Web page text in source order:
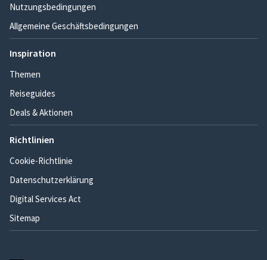
Nutzungsbedingungen
Allgemeine Geschäftsbedingungen
Inspiration
Themen
Reiseguides
Deals & Aktionen
Richtlinien
Cookie-Richtlinie
Datenschutzerklärung
Digital Services Act
Sitemap